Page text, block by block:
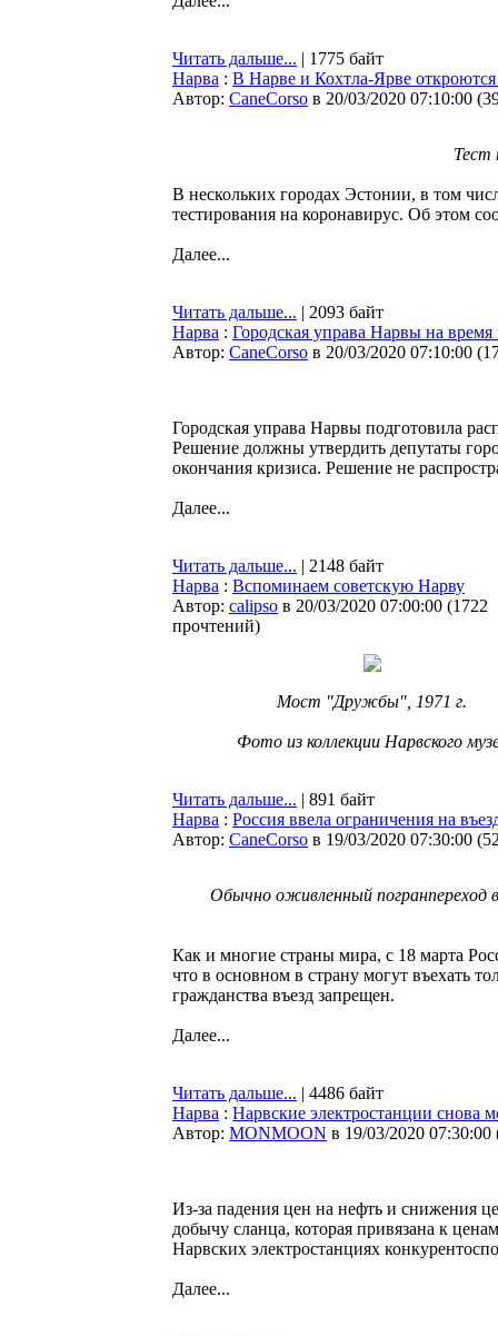
Читать дальше... | 1775 байт
Нарва : В Нарве и Кохтла-Ярве
Автор: CaneCorso в 20/03/2020 07:10:00 (
Тест
В нескольких городах Эстонии, в том
тестирования на коронавирус. Об этом
Далее...
Читать дальше... | 2093 байт
Нарва : Городская управа Нарвы на
Автор: CaneCorso в 20/03/2020 07:10:00 (
Городская управа Нарвы подготовила
Решение должны утвердить депутаты
окончания кризиса. Решение не
Далее...
Читать дальше... | 2148 байт
Нарва : Вспоминаем советскую Нарву
Автор: calipso в 20/03/2020 07:00:00 (1722
прочтений)
Мост "Дружбы", 1971 г.
Фото из коллекции Нарвского
Читать дальше... | 891 байт
Нарва : Россия ввела ограничения на
Автор: CaneCorso в 19/03/2020 07:30:00 (
Обычно оживленный погранпереход
Как и многие страны мира, с 18 марта
что в основном в страну могут въехать
гражданства въезд запрещен.
Далее...
Читать дальше... | 4486 байт
Нарва : Нарвские электростанции снова
Автор: MONMOON в 19/03/2020 07:30:00
Из-за падения цен на нефть и снижения
добычу сланца, которая привязана к
Нарвских электростанциях
Далее...